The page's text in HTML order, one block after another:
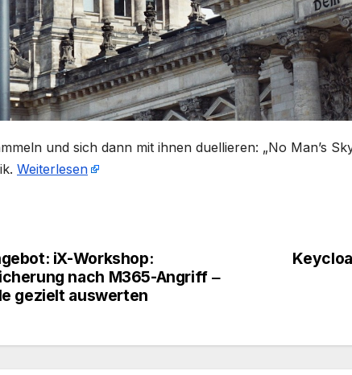
und sich dann mit ihnen duellieren: „No Man’s
Weiterlesen
iX-Workshop:
nach M365-Angriff ‒
gezielt auswerten